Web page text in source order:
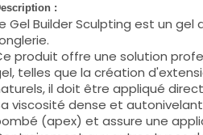
:
Gel BuilderSculpting est un gel
produit offre une solution
telles que la création
il doit être appliqué
viscosité dense et
(apex) et assure une